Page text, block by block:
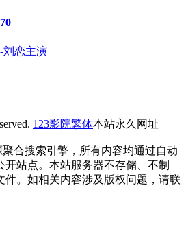
123影院繁体本站永久网址
合搜索引擎，所有内容均通过自动
站点。本站服务器不存储、不制
件。如相关内容涉及版权问题，请联